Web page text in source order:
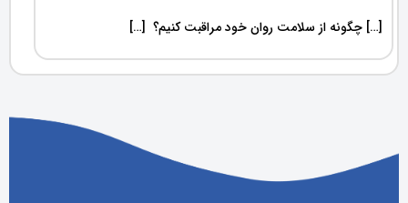
[…] چگونه از سلامت روان خود مراقبت کنیم؟ […]